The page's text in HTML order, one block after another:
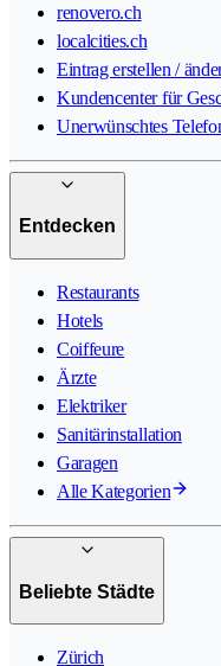
renovero.ch
localcities.ch
Eintrag erstellen /
Kundencenter für
Unerwünschtes
Entdecken
Restaurants
Hotels
Coiffeure
Ärzte
Elektriker
Sanitärinstallation
Garagen
Alle Kategorien
Beliebte Städte
Zürich